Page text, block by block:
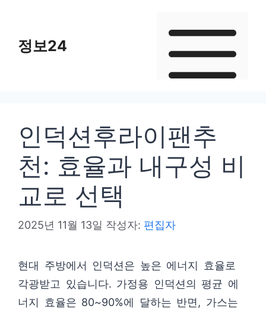
정보24
인덕션후라이팬추
천: 효율과 내구성 비
교로 선택
2025년 11월 13일 작성자: 편집자
현대 주방에서 인덕션은 높은 에너지 효율로
각광받고 있습니다. 가정용 인덕션의 평균 에
너지 효율은 80~90%에 달하는 반면, 가스는